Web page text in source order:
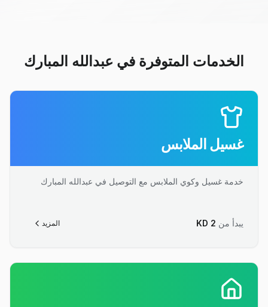
الخدمات المتوفرة في عبدالله المبارك
غسيل الملابس
خدمة غسيل وكوي الملابس مع التوصيل في عبدالله المبارك
يبدأ من KD 2 المزيد